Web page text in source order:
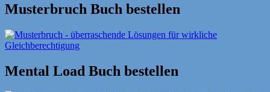
Musterbruch Buch bestellen
Mental Load Buch bestellen